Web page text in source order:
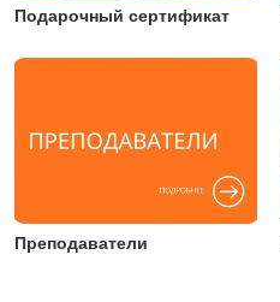
Подарочный сертификат
Преподаватели